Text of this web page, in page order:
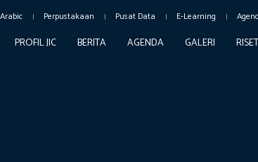
Arabic Perpustakaan Pusat Data E-Learning
PROFIL JIC BERITA AGENDA GALERI